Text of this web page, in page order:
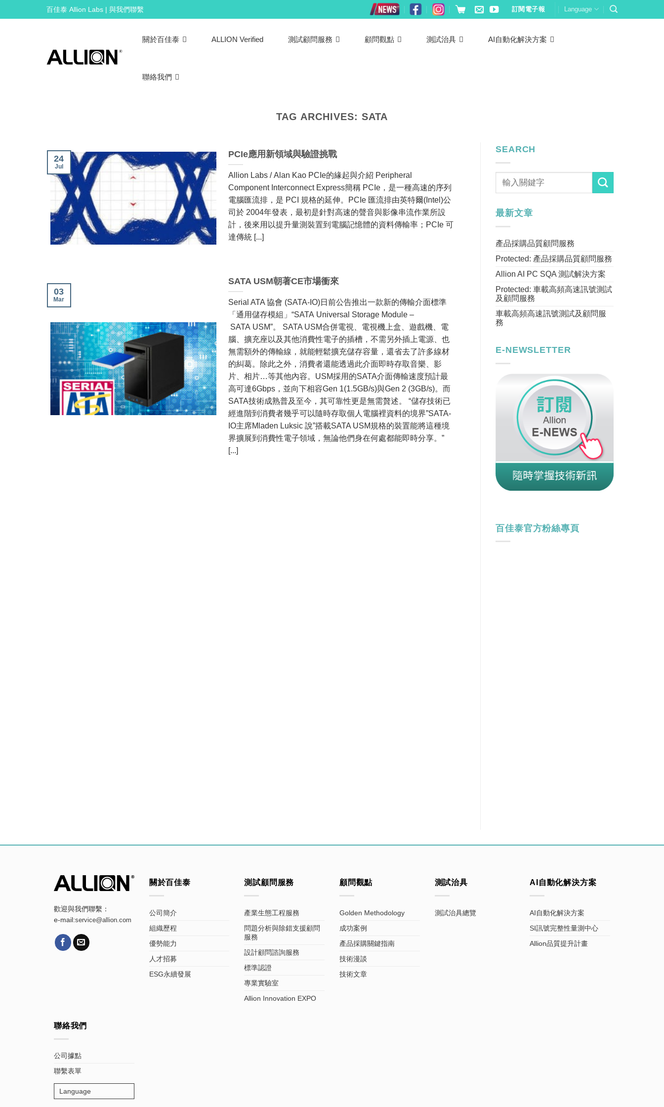
to
百佳泰 Allion Labs | 與我們聯繫 訂閱電子報 Language
關於百佳泰 ALLION Verified 測試顧問服務 顧問觀點 測試治具 AI自動化解決方案
聯絡我們
TAG ARCHIVES:SATA
PCIe應用新領域與驗證挑戰
Allion Labs / Alan Kao PCIe的緣起與介紹 Peripheral
Component Interconnect Express​簡稱 PCIe，是​一種​高速​的​序列​
電腦​匯流排，​是 PCI 規格​的​延伸。​PCIe 匯流排​由​英特爾(Intel)公
司​於 2004年​發表，​最初​是​針對​高速​的​聲音​與​影像​串​流作業​所​設
計，​後來​​用以​提升​量​測​裝置​到​電腦​記憶體​的​資料​傳輸​率；​PCIe 可
達​傳統 [...]
24
Jul
SATA USM朝著CE市場衝來
Serial ATA 協會 (SATA-IO)日前公告推出一款新的傳輸介面標準
「通用儲存模組」“SATA Universal Storage Module –
SATA USM”。 SATA USM合併電視、電視機上盒、遊戲機、電
腦、擴充座以及其他消費性電子的插槽，不需另外插上電源、也
無需額外的傳輸線，就能輕鬆擴充儲存容量，還省去了許多線材
的糾葛。除此之外，消費者還能透過此介面即時存取音樂、影
片、相片…等其他內容。USM採用的SATA介面傳輸速度預計最
高可達6Gbps，並向下相容Gen 1(1.5GB/s)與Gen 2 (3GB/s)。而
SATA技術成熟普及至今，其可靠性更是無需贅述。 “儲存技術已
經進階到消費者幾乎可以隨時存取個人電腦裡資料的境界”SATA-
IO主席Mladen Luksic 說”搭載SATA USM規格的裝置能將這種境
界擴展到消費性電子領域，無論他們身在何處都能即時分享。”
[...]
03
Mar
SEARCH
最新文章
產品採購品質顧問服務
Protected: 產品採購品質顧問服務
Allion AI PC SQA 測試解決方案
Protected: 車載高頻高速訊號測試
及顧問服務
車載高頻高速訊號測試及顧問服
務
E-NEWSLETTER
百佳泰官方粉絲專頁
歡迎與我們聯繫：
e-mail:service@allion.com
關於百佳泰
公司簡介
組織歷程
優勢能力
人才招募
ESG永續發展
測試顧問服務
產業生態工程服務
問題分析與除錯支援顧問
服務
設計顧問諮詢服務
標準認證
專業實驗室
Allion Innovation EXPO
顧問觀點
Golden Methodology
成功案例
產品採購關鍵指南
技術漫談
技術文章
測試治具
測試治具總覽
AI自動化解決方案
AI自動化解決方案
SI訊號完整性量測中心
Allion品質提升計畫
聯絡我們
公司據點
聯繫表單
Language